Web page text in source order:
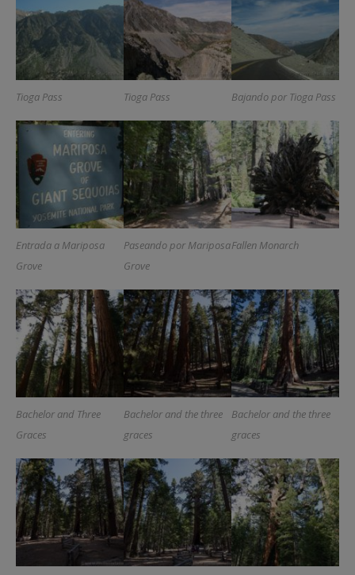
Tioga Pass Tioga Pass Bajando por Tioga Pass
Entrada a Mariposa
Grove
Paseando por Mariposa
Grove
Fallen Monarch
Bachelor and Three
Graces
Bachelor and the three
graces
Bachelor and the three
graces